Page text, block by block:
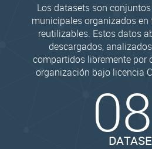
Los datasets son
municipales organizados
reutilizables. Estos datos
descargados,
compartidos libremente por
organización bajo licencia